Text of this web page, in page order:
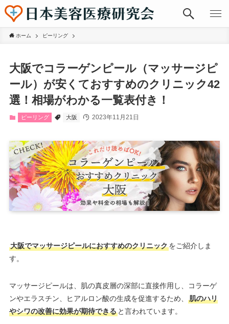
ホーム ピーリング
大阪でコラーゲンピール（マッサージピ
ール）が安くておすすめのクリニック42
選！相場がわかる一覧表付き！
ピーリング 大阪 2023年11月21日
大阪でマッサージピールにおすすめのクリニックをご紹介しま
す。
マッサージピールは、肌の真皮層の深部に直接作用し、コラーゲ
ンやエラスチン、ヒアルロン酸の生成を促進するため、
肌のハリ
やシワの改善に効果が期待できると言われています。